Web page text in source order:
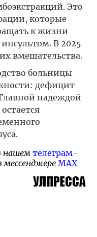
Это
которые
к жизни
В 2025
вмешательства.
больницы
дефицит
надеждой
нашем телеграм-
MAX